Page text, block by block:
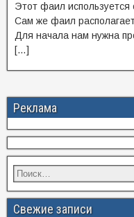
Этот фаил
Сам же фаил
Для начала нам нужна
[…]
Реклама
Свежие записи